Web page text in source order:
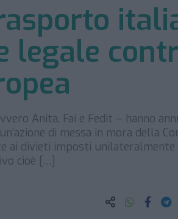
legale
Anita, Fai e Fedit – hanno
di messa in mora della
ai divieti imposti
cioè […]